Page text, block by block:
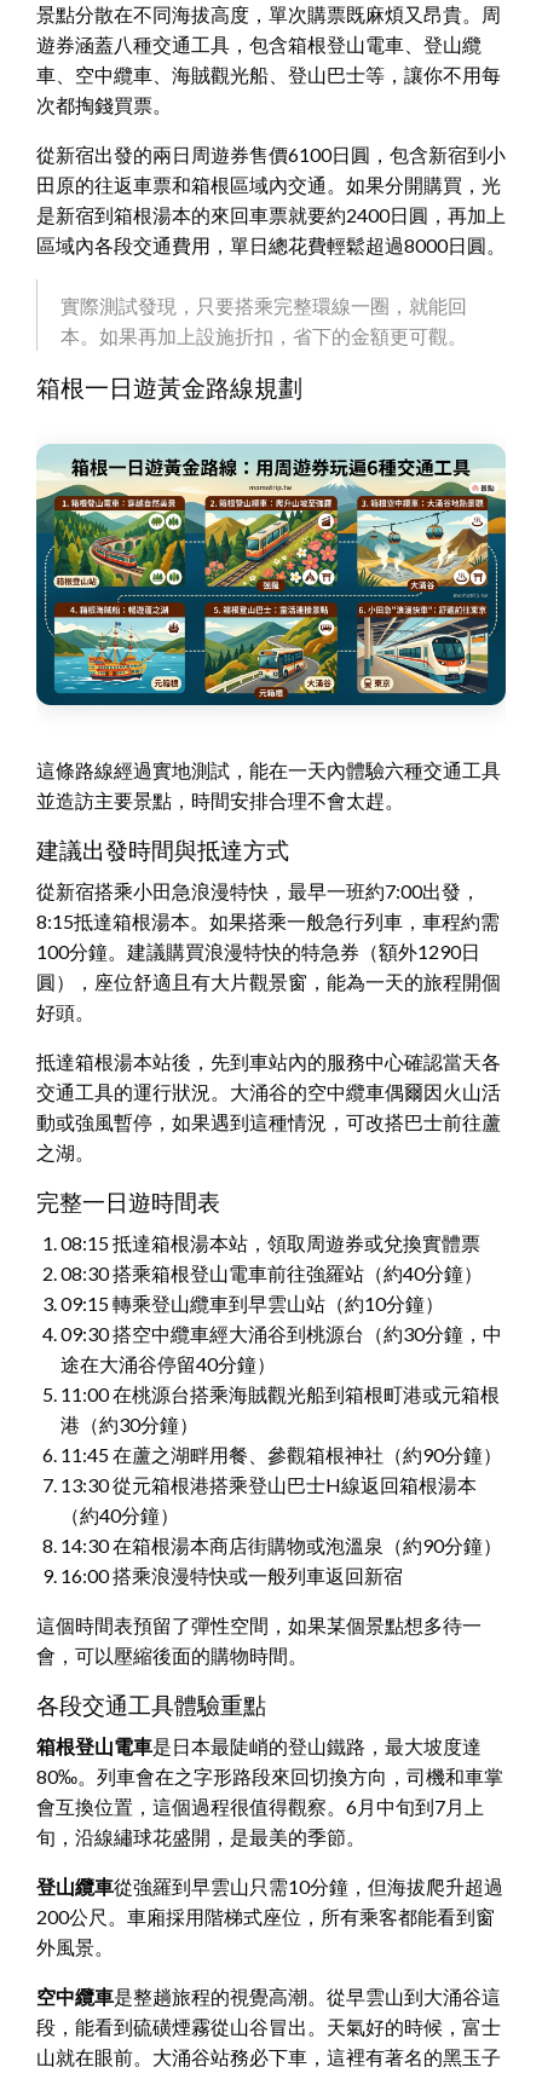
景點分散在不同海拔高度，單次購票既麻煩又昂貴。周
遊券涵蓋八種交通工具，包含箱根登山電車、登山纜
車、空中纜車、海賊觀光船、登山巴士等，讓你不用每
次都掏錢買票。
從新宿出發的兩日周遊券售價6100日圓，包含新宿到小
田原的往返車票和箱根區域內交通。如果分開購買，光
是新宿到箱根湯本的來回車票就要約2400日圓，再加上
區域內各段交通費用，單日總花費輕鬆超過8000日圓。
實際測試發現，只要搭乘完整環線一圈，就能回
本。如果再加上設施折扣，省下的金額更可觀。
箱根一日遊黃金路線規劃
這條路線經過實地測試，能在一天內體驗六種交通工具
並造訪主要景點，時間安排合理不會太趕。
建議出發時間與抵達方式
從新宿搭乘小田急浪漫特快，最早一班約7:00出發，
8:15抵達箱根湯本。如果搭乘一般急行列車，車程約需
100分鐘。建議購買浪漫特快的特急券（額外1290日
圓），座位舒適且有大片觀景窗，能為一天的旅程開個
好頭。
抵達箱根湯本站後，先到車站內的服務中心確認當天各
交通工具的運行狀況。大涌谷的空中纜車偶爾因火山活
動或強風暫停，如果遇到這種情況，可改搭巴士前往蘆
之湖。
完整一日遊時間表
08:15 抵達箱根湯本站，領取周遊券或兌換實體票
08:30 搭乘箱根登山電車前往強羅站（約40分鐘）
09:15 轉乘登山纜車到早雲山站（約10分鐘）
09:30 搭空中纜車經大涌谷到桃源台（約30分鐘，中
途在大涌谷停留40分鐘）
11:00 在桃源台搭乘海賊觀光船到箱根町港或元箱根
港（約30分鐘）
11:45 在蘆之湖畔用餐、參觀箱根神社（約90分鐘）
13:30 從元箱根港搭乘登山巴士H線返回箱根湯本
（約40分鐘）
14:30 在箱根湯本商店街購物或泡溫泉（約90分鐘）
16:00 搭乘浪漫特快或一般列車返回新宿
這個時間表預留了彈性空間，如果某個景點想多待一
會，可以壓縮後面的購物時間。
各段交通工具體驗重點
箱根登山電車是日本最陡峭的登山鐵路，最大坡度達
80‰。列車會在之字形路段來回切換方向，司機和車掌
會互換位置，這個過程很值得觀察。6月中旬到7月上
旬，沿線繡球花盛開，是最美的季節。
登山纜車從強羅到早雲山只需10分鐘，但海拔爬升超過
200公尺。車廂採用階梯式座位，所有乘客都能看到窗
外風景。
空中纜車是整趟旅程的視覺高潮。從早雲山到大涌谷這
段，能看到硫磺煙霧從山谷冒出。天氣好的時候，富士
山就在眼前。大涌谷站務必下車，這裡有著名的黑玉子